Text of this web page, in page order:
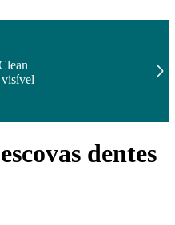
dentes